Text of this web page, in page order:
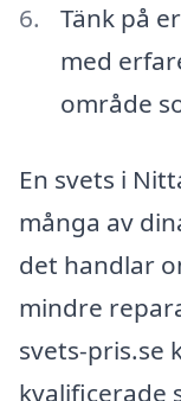
Tänk på
med
område
En svets i
många av
det handlar
mindre
svets-pris.se
kvalificerade